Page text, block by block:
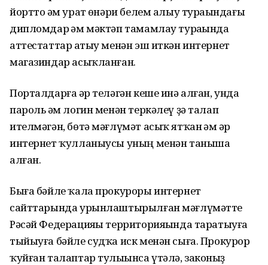
йортто һәм урат һөнәри белем алыу тураһындағы
дипломдар һәм мәктәп тамамлау тураһында
аттестаттар һатыу менән эш иткән интернет
магазиндар асыҡланған.
Порталдарға һәр теләгән кеше инә алған, унда
пароль һәм логин менән теркәлеү ҙә талап
ителмәгән, бөтә мәғлүмәт асыҡ ятҡан һәм һәр
интернет ҡулланыусы уның менән таныша
алған.
Быға бәйле ҡала прокуроры интернет
сайттарында урынлаштырылған мәғлүмәтте
Рәсәй Федерацияһы территорияһында таратыуға
тыйыуға бәйле судҡа иск менән сыға. Прокурор
ҡуйған талаптар тулыһынса үтәлә, законһыҙ